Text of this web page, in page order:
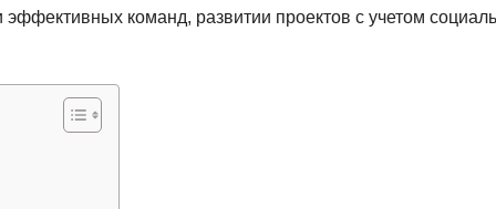
команд, развитии проектов с учетом